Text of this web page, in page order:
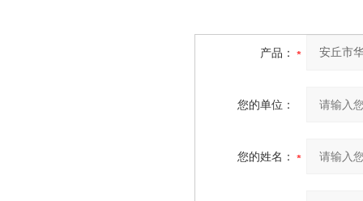
产品：
您的单位：
您的姓名：